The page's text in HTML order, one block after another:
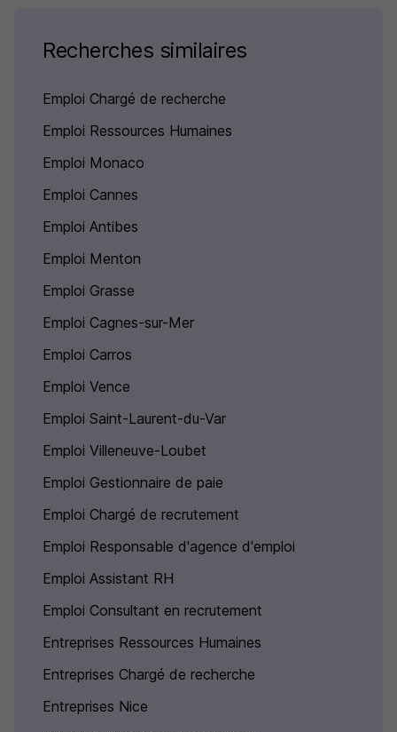
Recherches similaires
Emploi Chargé de recherche
Emploi Ressources Humaines
Emploi Monaco
Emploi Cannes
Emploi Antibes
Emploi Menton
Emploi Grasse
Emploi Cagnes-sur-Mer
Emploi Carros
Emploi Vence
Emploi Saint-Laurent-du-Var
Emploi Villeneuve-Loubet
Emploi Gestionnaire de paie
Emploi Chargé de recrutement
Emploi Responsable d'agence d'emploi
Emploi Assistant RH
Emploi Consultant en recrutement
Entreprises Ressources Humaines
Entreprises Chargé de recherche
Entreprises Nice